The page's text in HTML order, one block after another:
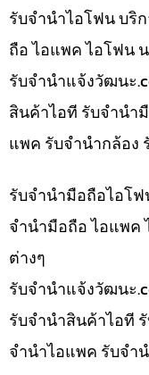
รับจำนำไอโฟน บริ
ถือ ไอแพค ไอโฟน
รับจํานําแจ้งวัฒนะ
สินค้าไอที รับจำนำ
แพค รับจำนำกล้อง
รับจำนำมือถือไอโ
จำนำมือถือ ไอแพค
ต่างๆ
รับจํานําแจ้งวัฒนะ
รับจำนำสินค้าไอที
จำนำไอแพค รับจำ